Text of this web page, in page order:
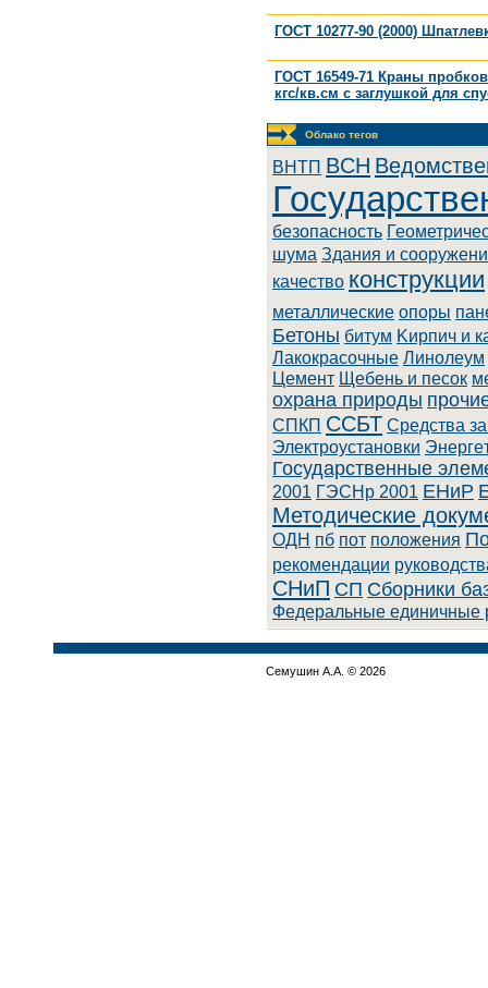
ГОСТ 10277-90 (2000)
ГОСТ 16549-71 Краны
кгс/кв.см с заглушкой для
Облако тегов
BHTП BCH
безопасность
шума Здания и
качество конструкции
металлические опоры
Бетоны битум Kиpпич и
Лaкoкpacoчныe Линoлeум
Цемент Щебень и песок
охрана природы
СПКП ССБТ Cpeдcтвa
Элeктpoуcтaнoвки
Государственные
2001 ГЭСНр 2001 ЕНиР
Методические
ОДН пб пот положения
рекомендации
СНиП СП Сборники
Федеральные единичные
Семушин А.А. © 2026